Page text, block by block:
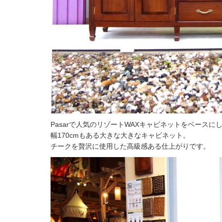
Pasarで人気のリゾートWAXキャビネットをベースに
幅170cmもある大きな大きなキャビネット。
チークを贅沢に使用した高級感ある仕上がりです。